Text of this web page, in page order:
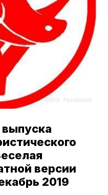
Фото: Facebook
версии
2019